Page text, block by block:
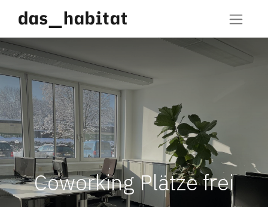
Coworking Plätze frei